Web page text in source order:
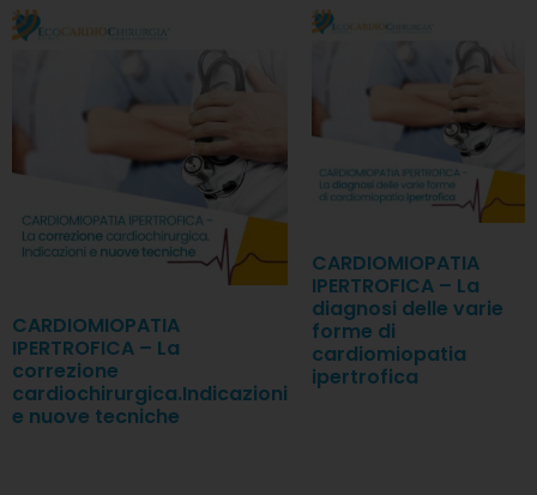
CARDIOMIOPATIA
IPERTROFICA – La
correzione
cardiochirurgica.Indicazioni
e nuove tecniche
CARDIOMIOPATIA
IPERTROFICA – La
diagnosi delle varie
forme di
cardiomiopatia
ipertrofica